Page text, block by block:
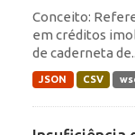
Conceito:
em créditos
de caderneta
JSON CSV